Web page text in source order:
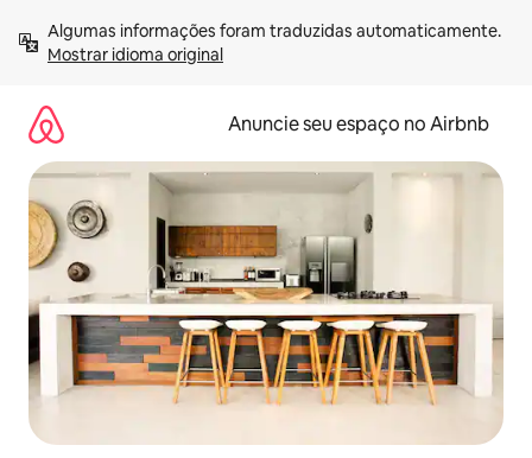
para
Mostrar idioma original
Anuncie seu espaço no Airbnb